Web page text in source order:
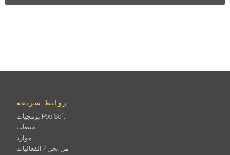
روابط سريعة
برمجيات PosiSoft
مبيعات
موارد
من نحن / الفعاليات